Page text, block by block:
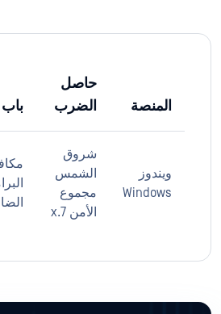
المنصة
حاصل
الضرب
باب
ويندوز
Windows
شروق
الشمس
مجموع
الأمن 7.x